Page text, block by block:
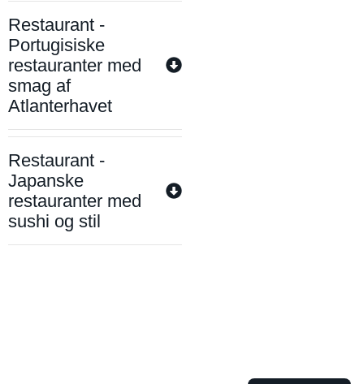
Restaurant -
Portugisiske
restauranter med
smag af
Atlanterhavet
Restaurant -
Japanske
restauranter med
sushi og stil